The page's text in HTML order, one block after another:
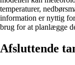
temperaturer,
information er nyttig
brug for at planlægge
Afsluttende